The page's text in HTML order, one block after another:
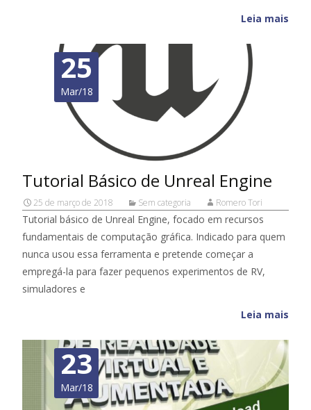
Leia mais
25
Mar/18
Tutorial Básico de Unreal Engine
25 de março de 2018 Sem categoria Romero Tori
Tutorial básico de Unreal Engine, focado em recursos
fundamentais de computação gráfica. Indicado para quem
nunca usou essa ferramenta e pretende começar a
empregá-la para fazer pequenos experimentos de RV,
simuladores e
Leia mais
23
Mar/18